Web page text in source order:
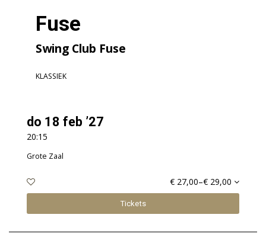
Fuse
Swing Club Fuse
KLASSIEK
do 18 feb ’27
20:15
Grote Zaal
€ 27,00–€ 29,00
Tickets